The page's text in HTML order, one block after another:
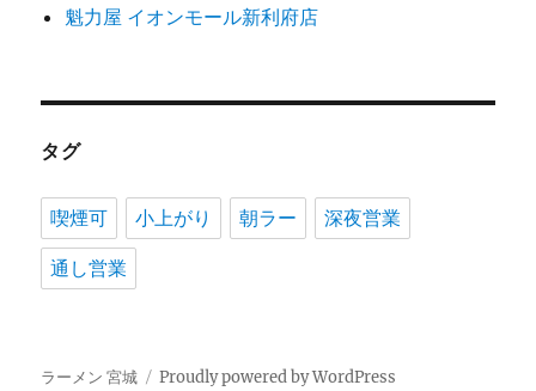
魁力屋 イオンモール新利府店
タグ
喫煙可 小上がり 朝ラー 深夜営業
通し営業
ラーメン 宮城 Proudly powered by WordPress